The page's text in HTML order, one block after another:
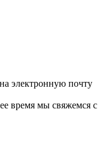
электронную почту
время мы свяжемся с